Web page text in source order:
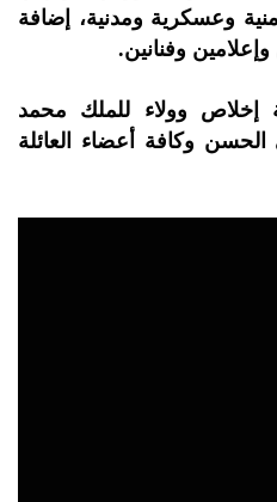
وعسكرية ومدنية، إضافة
وفنانين.
إخلاص وولاء للملك محمد
وكافة أعضاء العائلة